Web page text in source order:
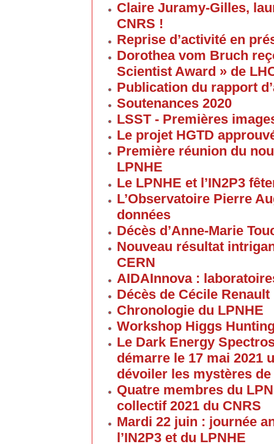
Claire Juramy-Gilles,
CNRS !
Reprise d’activité en
Dorothea vom Bruch
Scientist Award » de
Publication du rapport
Soutenances 2020
LSST - Premières
Le projet HGTD
Première réunion du
LPNHE
Le LPNHE et l’IN2P3
L’Observatoire Pierre
données
Décès d’Anne-Marie
Nouveau résultat
CERN
AIDAInnova :
Décès de Cécile Renault
Chronologie du LPNHE
Workshop Higgs
Le Dark Energy
démarre le 17 mai 2021
dévoiler les mystères de
Quatre membres du
collectif 2021 du CNRS
Mardi 22 juin : journée
l’IN2P3 et du LPNHE